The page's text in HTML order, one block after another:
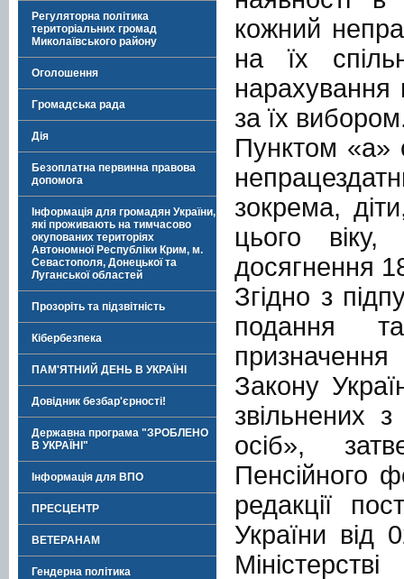
Регуляторна політика
територіальних громад
Миколаївського району
Оголошення
Громадська рада
Дія
Безоплатна первинна правова
допомога
Інформація для громадян України,
які проживають на тимчасово
окупованих територіях
Автономної Республіки Крим, м.
Севастополя, Донецької та
Луганської областей
Прозоріть та підзвітність
Кібербезпека
ПАМ'ЯТНИЙ ДЕНЬ В УКРАЇНІ
Довідник безбар'єрності!
Державна програма "ЗРОБЛЕНО
В УКРАЇНІ"
Інформація для ВПО
ПРЕСЦЕНТР
ВЕТЕРАНАМ
Гендерна політика
кожний
на їх
нарахування
за їх
Пунктом «а»
зокрема,
цього
досягнення
Згідно з
подання
Закону
звільнених
осіб»,
Пенсійного
редакції
України від